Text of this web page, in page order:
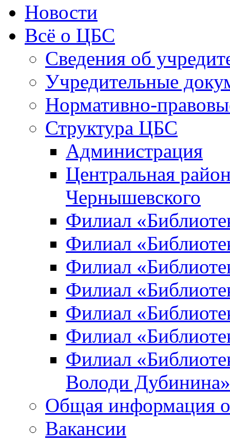
Новости
Всё о ЦБС
Сведения об
Учредительные
Нормативно-
Структура ЦБС
Администрация
Центральная
Чернышевского
Филиал
Филиал
Филиал
Филиал
Филиал
Филиал
Филиал
Володи Дубинина»
Общая информация
Вакансии